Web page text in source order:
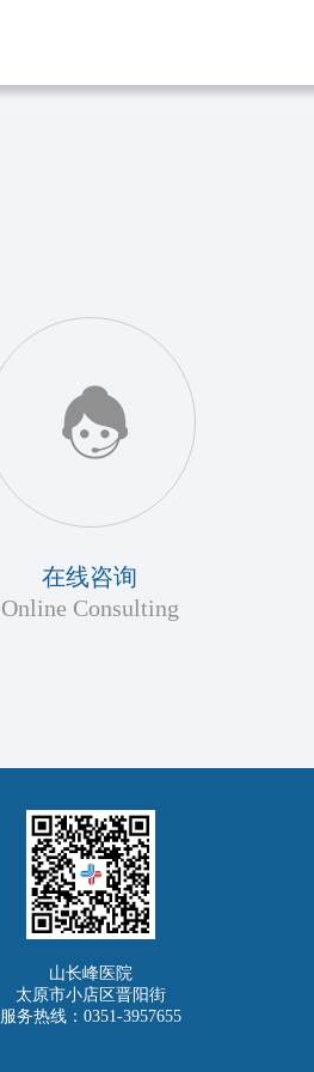
在线咨询
Online Consulting
山长峰医院
太原市小店区晋阳街
服务热线：0351-3957655